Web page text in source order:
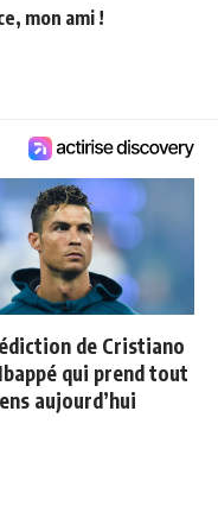
mon ami !
de Cristiano
qui prend tout
aujourd’hui